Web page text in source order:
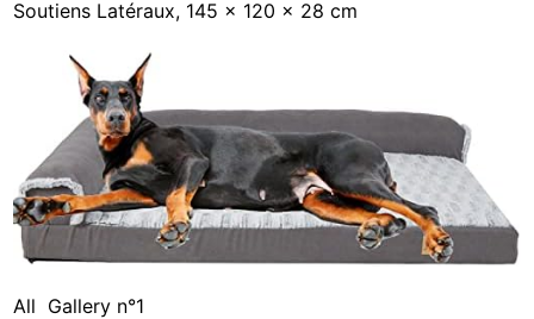
Soutiens Latéraux, 145 x 120 x 28 cm
All Gallery n°1